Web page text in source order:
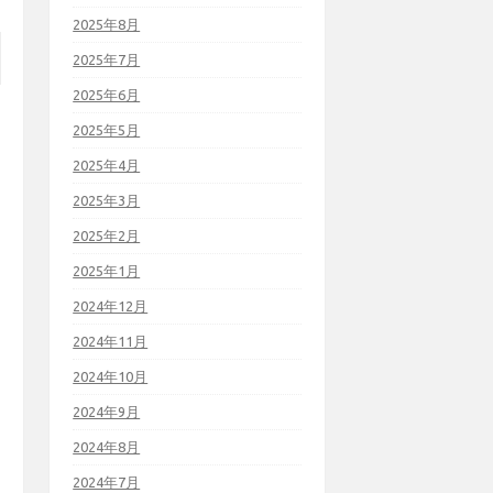
2025年8月
2025年7月
2025年6月
2025年5月
2025年4月
2025年3月
2025年2月
2025年1月
2024年12月
2024年11月
2024年10月
2024年9月
2024年8月
2024年7月